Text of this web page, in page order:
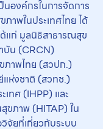
องค์กรในการจัดการ
าพในประเทศไทย ได้
แก่ มูลนิธิสาธารณสุข
บัน (CRCN)
ภาพไทย (สวปก.)
แห่งชาติ (สวทช.)
ทศ (IHPP) และ
สุขภาพ (HITAP) ใน
จัยที่เกี่ยวกับระบบ